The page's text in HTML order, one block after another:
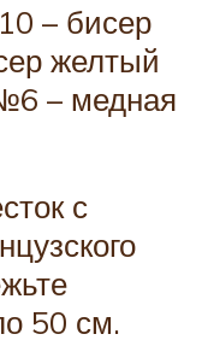
– бисер
желтый
– медная
с
50 см.